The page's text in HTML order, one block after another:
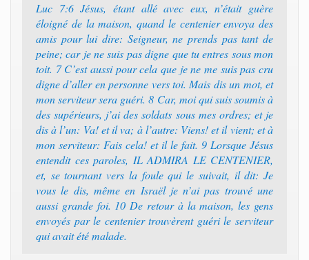
Luc 7:6 Jésus, étant allé avec eux, n’était guère
éloigné de la maison, quand le centenier envoya des
amis pour lui dire: Seigneur, ne prends pas tant de
peine; car je ne suis pas digne que tu entres sous mon
toit. 7 C’est aussi pour cela que je ne me suis pas cru
digne d’aller en personne vers toi. Mais dis un mot, et
mon serviteur sera guéri. 8 Car, moi qui suis soumis à
des supérieurs, j’ai des soldats sous mes ordres; et je
dis à l’un: Va! et il va; à l’autre: Viens! et il vient; et à
mon serviteur: Fais cela! et il le fait. 9 Lorsque Jésus
entendit ces paroles, IL ADMIRA LE CENTENIER,
et, se tournant vers la foule qui le suivait, il dit: Je
vous le dis, même en Israël je n’ai pas trouvé une
aussi grande foi. 10 De retour à la maison, les gens
envoyés par le centenier trouvèrent guéri le serviteur
qui avait été malade.